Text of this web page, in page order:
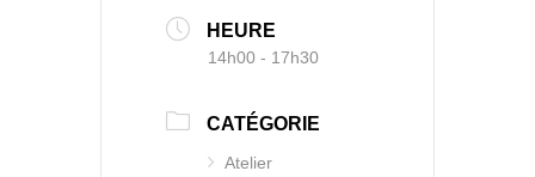
HEURE
14h00 - 17h30
CATÉGORIE
Atelier